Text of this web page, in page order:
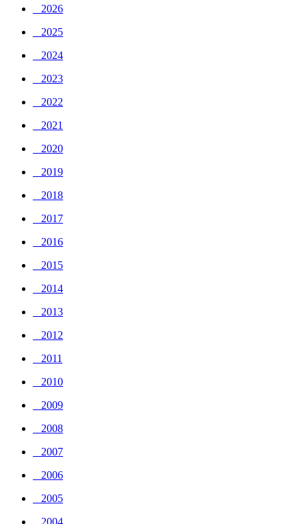
_ 2026
_ 2025
_ 2024
_ 2023
_ 2022
_ 2021
_ 2020
_ 2019
_ 2018
_ 2017
_ 2016
_ 2015
_ 2014
_ 2013
_ 2012
_ 2011
_ 2010
_ 2009
_ 2008
_ 2007
_ 2006
_ 2005